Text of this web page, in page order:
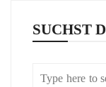
SUCHST